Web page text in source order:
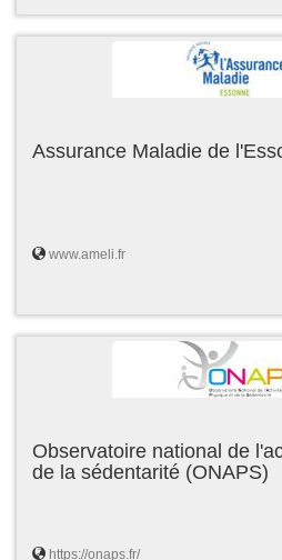
Assurance Maladie de
www.ameli.fr
Observatoire national de
de la sédentarité (ONAPS)
https://onaps.fr/